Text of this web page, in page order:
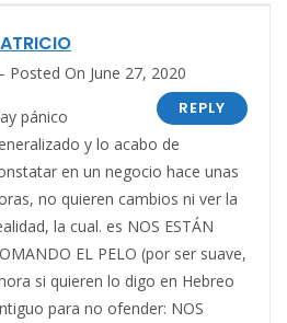
Posted On June 27, 2020
REPLY
pánico
y lo acabo de
en un negocio hace unas
no quieren cambios ni ver la
la cual. es NOS ESTÁN
EL PELO (por ser suave,
si quieren lo digo en Hebreo
para no ofender: NOS